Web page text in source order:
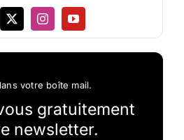
votre boîte mail.
gratuitement
newsletter.